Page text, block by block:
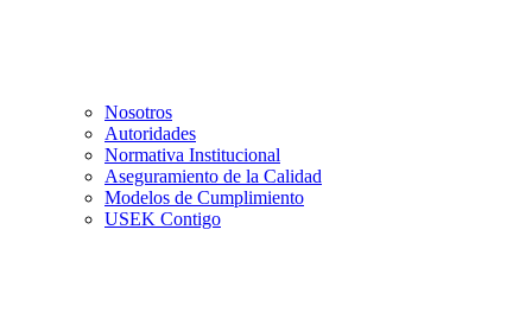
Nosotros
Autoridades
Normativa Institucional
Aseguramiento de la Calidad
Modelos de Cumplimiento
USEK Contigo